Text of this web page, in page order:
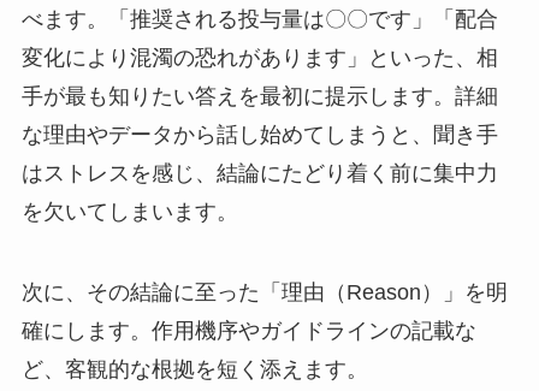
べます。「推奨される投与量は〇〇です」「配合
変化により混濁の恐れがあります」といった、相
手が最も知りたい答えを最初に提示します。詳細
な理由やデータから話し始めてしまうと、聞き手
はストレスを感じ、結論にたどり着く前に集中力
を欠いてしまいます。
次に、その結論に至った「理由（Reason）」を明
確にします。作用機序やガイドラインの記載な
ど、客観的な根拠を短く添えます。